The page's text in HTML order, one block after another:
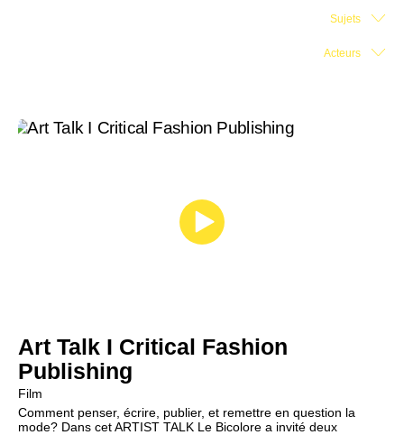
Sujets
Acteurs
Art Talk I Critical Fashion
Publishing
Film
Comment penser, écrire, publier, et remettre en question la
mode? Dans cet ARTIST TALK Le Bicolore a invité deux